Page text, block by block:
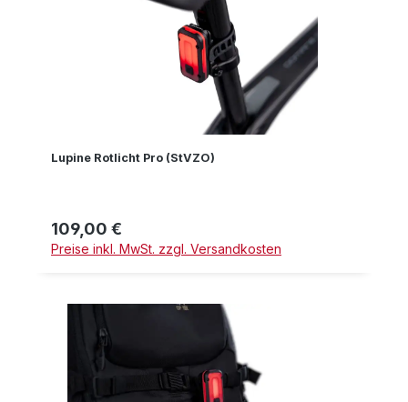
Lupine Rotlicht Pro (StVZO)
Regulärer Preis:
109,00 €
Preise inkl. MwSt. zzgl. Versandkosten